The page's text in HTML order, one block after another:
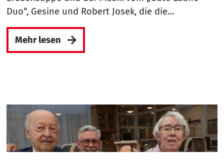
Duo“, Gesine und Robert Josek, die die…
Mehr lesen